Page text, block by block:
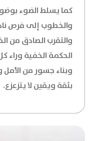
كما يسلط الضوء
والخطوب إلى فرص
والتقرب الصادق من
الحكمة الخفية وراء كل
وبناء جسور من الأمل
بثقة ويقين لا يتزعزع.